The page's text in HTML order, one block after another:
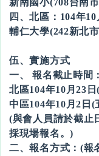
新南國小(708台南
四、北區：104年
輔仁大學(242新北
伍、實施方式
一、 報名截止時間：
北區104年10月23
中區104年10月2日(
(與會人員請於截止
採現場報名。)
二、報名方式：(報